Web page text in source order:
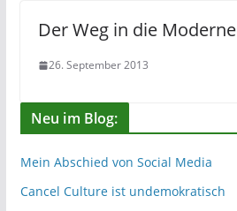
Der Weg in die Moderne
26. September 2013
Neu im Blog:
Mein Abschied von Social Media
Cancel Culture ist undemokratisch